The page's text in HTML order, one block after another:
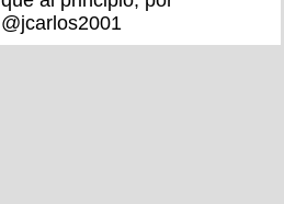
@jcarlos2001